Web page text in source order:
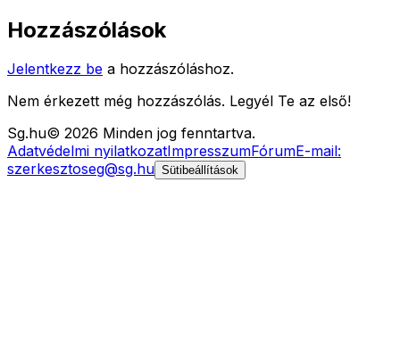
Hozzászólások
Jelentkezz be a hozzászóláshoz.
Nem érkezett még hozzászólás. Legyél Te az első!
Sg.hu© 2026 Minden jog fenntartva.
Adatvédelmi nyilatkozatImpresszumFórumE-mail:
szerkesztoseg@sg.hu Sütibeállítások